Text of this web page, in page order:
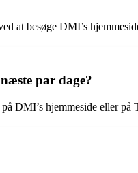
at besøge DMI’s
par dage?
DMI’s hjemmeside eller på